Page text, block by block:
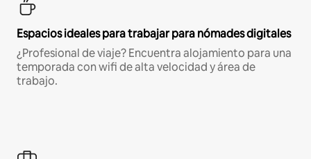
Espacios ideales para trabajar para nómades digitales
¿Profesional de viaje? Encuentra alojamiento para una
temporada con wifi de alta velocidad y área de
trabajo.